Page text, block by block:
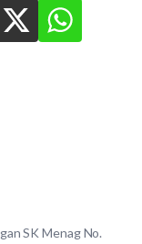
SK Menag No.